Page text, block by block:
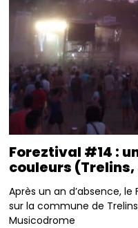
Foreztival #14 :
couleurs
Après un an d’absence,
sur la commune de
Musicodrome